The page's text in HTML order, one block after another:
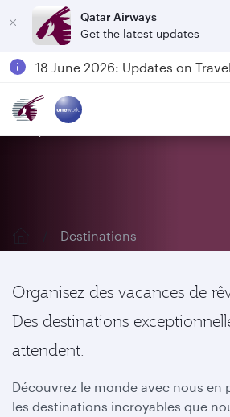
Qatar Airways
Get the latest updates
Explorez nos
Destinations
Organisez des vacances de
Des destinations
attendent.
Découvrez le monde avec nous en
les destinations incroyables que